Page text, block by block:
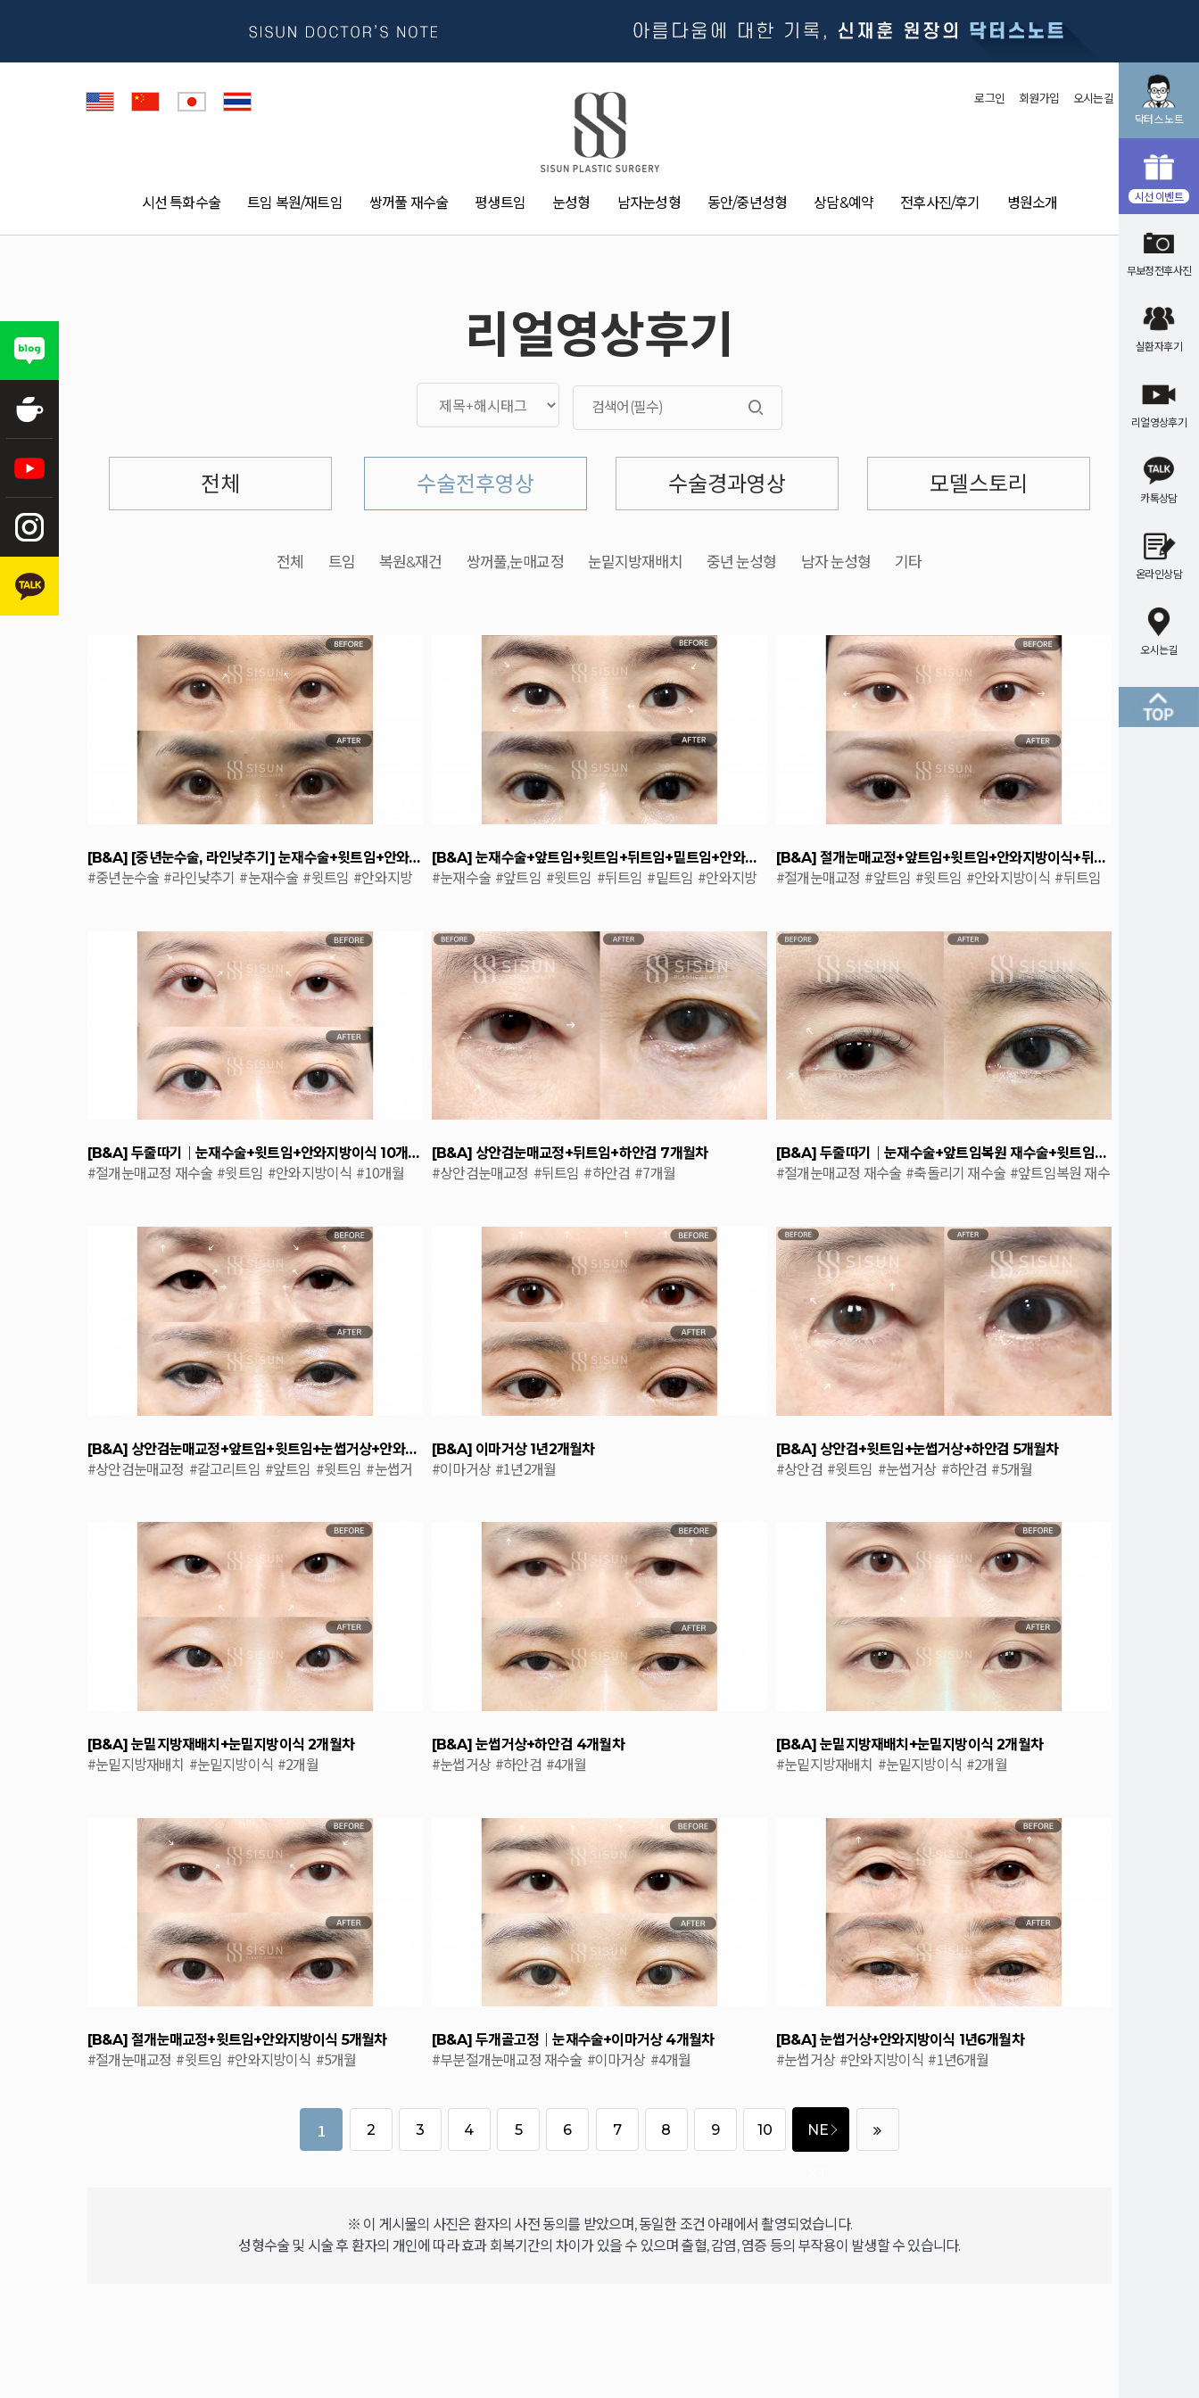
시선 특화수술 트임 복원/재트임 쌍꺼풀 재수술 평생트임 눈성형 남자눈성형 동안/중년성형 상담&예약 전후사진/후기 병원소개
로그인 회원가입 오시는길
리얼영상후기
전체 수술전후영상 수술경과영상 모델스토리
전체 트임 복원&재건 쌍꺼풀,눈매교정 눈밑지방재배치 중년 눈성형 남자 눈성형 기타
[B&A] [중년눈수술, 라인낮추기] 눈재수술+윗트임+안와지방이식 5개월차
#중년눈수술 #라인낮추기 #눈재수술 #윗트임 #안와지방
[B&A] 눈재수술+앞트임+윗트임+뒤트임+밑트임+안와지방이식 6개월차
#눈재수술 #앞트임 #윗트임 #뒤트임 #밑트임 #안와지방
[B&A] 절개눈매교정+앞트임+윗트임+안와지방이식+뒤트임+밑트임 1년차
#절개눈매교정 #앞트임 #윗트임 #안와지방이식 #뒤트임
[B&A] 두줄따기｜눈재수술+윗트임+안와지방이식 10개월차
#절개눈매교정 재수술 #윗트임 #안와지방이식 #10개월
[B&A] 상안검눈매교정+뒤트임+하안검 7개월차
#상안검눈매교정 #뒤트임 #하안검 #7개월
[B&A] 두줄따기｜눈재수술+앞트임복원 재수술+윗트임+안와지방이식 2년차
#절개눈매교정 재수술 #축돌리기 재수술 #앞트임복원 재수
[B&A] 상안검눈매교정+앞트임+윗트임+눈썹거상+안와지방이식 8개월차
#상안검눈매교정 #갈고리트임 #앞트임 #윗트임 #눈썹거
[B&A] 이마거상 1년2개월차
#이마거상 #1년2개월
[B&A] 상안검+윗트임+눈썹거상+하안검 5개월차
#상안검 #윗트임 #눈썹거상 #하안검 #5개월
[B&A] 눈밑지방재배치+눈밑지방이식 2개월차
#눈밑지방재배치 #눈밑지방이식 #2개월
[B&A] 눈썹거상+하안검 4개월차
#눈썹거상 #하안검 #4개월
[B&A] 눈밑지방재배치+눈밑지방이식 2개월차
#눈밑지방재배치 #눈밑지방이식 #2개월
[B&A] 절개눈매교정+윗트임+안와지방이식 5개월차
#절개눈매교정 #윗트임 #안와지방이식 #5개월
[B&A] 두개골고정｜눈재수술+이마거상 4개월차
#부분절개눈매교정 재수술 #이마거상 #4개월
[B&A] 눈썹거상+안와지방이식 1년6개월차
#눈썹거상 #안와지방이식 #1년6개월
1 2 3 4 5 6 7 8 9 10 NE
※ 이 게시물의 사진은 환자의 사전 동의를 받았으며, 동일한 조건 아래에서 촬영되었습니다.
성형수술 및 시술 후 환자의 개인에 따라 효과 회복기간의 차이가 있을 수 있으며 출혈, 감염, 염증 등의 부작용이 발생할 수 있습니다.
닥터스 노트
시선 이벤트
무보정전후사진
실환자후기
리얼영상후기
카톡상담
온라인상담
오시는길